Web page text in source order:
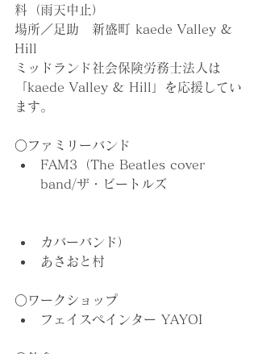
料（雨天中止）
場所／足助　新盛町 kaede Valley &
Hill
ミッドランド社会保険労務士法人は
「kaede Valley & Hill」を応援してい
ます。
○ファミリーバンド
FAM3（The Beatles cover
band/ザ・ビートルズ
カバーバンド）
あさおと村
○ワークショップ
フェイスペインター YAYOI